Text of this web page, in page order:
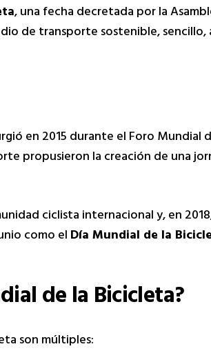
, una fecha decretada por la
de transporte sostenible,
en 2015 durante el Foro Mundial
propusieron la creación de una
ciclista internacional y, en
como elDía Mundial de la
de la Bicicleta?
son múltiples: